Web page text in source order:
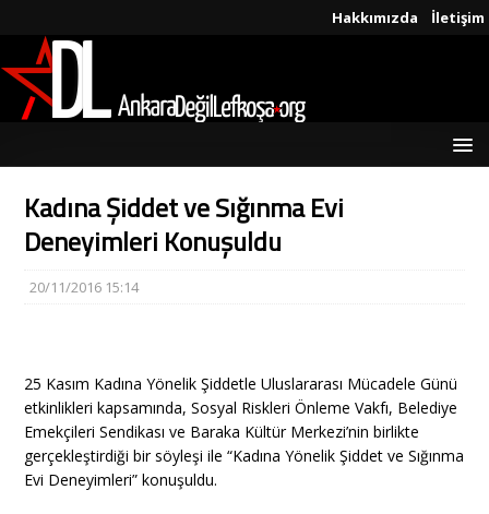
Hakkımızda İletişim
Kadına Şiddet ve Sığınma Evi
Deneyimleri Konuşuldu
20/11/2016 15:14
25 Kasım Kadına Yönelik Şiddetle Uluslararası Mücadele Günü
etkinlikleri kapsamında, Sosyal Riskleri Önleme Vakfı, Belediye
Emekçileri Sendikası ve Baraka Kültür Merkezi’nin birlikte
gerçekleştirdiği bir söyleşi ile “Kadına Yönelik Şiddet ve Sığınma
Evi Deneyimleri” konuşuldu.